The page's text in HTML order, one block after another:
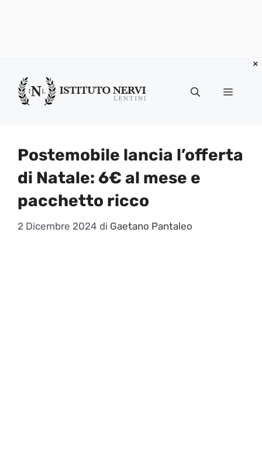
contenuto
Menu
Postemobile lancia l’offerta
di Natale: 6€ al mese e
pacchetto ricco
2 Dicembre 2024 di Gaetano Pantaleo